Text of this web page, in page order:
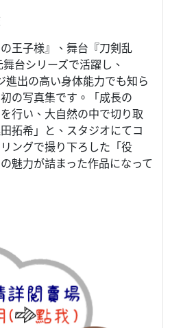
王子様』、舞台『刀剣乱
台シリーズで活躍し、
進出の高い身体能力でも知ら
の写真集です。「成長の
行い、大自然の中で切り取
拓希」と、スタジオにてコ
ングで撮り下ろした「役
魅力が詰まった作品になって